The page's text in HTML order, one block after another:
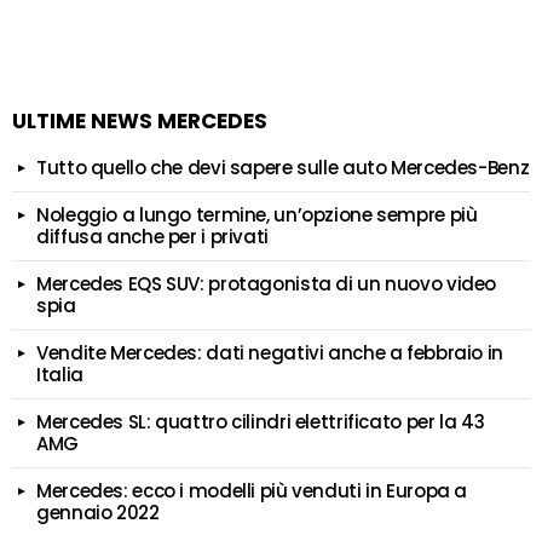
ULTIME NEWS MERCEDES
Tutto quello che devi sapere sulle auto Mercedes-Benz
Noleggio a lungo termine, un’opzione sempre più
diffusa anche per i privati
Mercedes EQS SUV: protagonista di un nuovo video
spia
Vendite Mercedes: dati negativi anche a febbraio in
Italia
Mercedes SL: quattro cilindri elettrificato per la 43
AMG
Mercedes: ecco i modelli più venduti in Europa a
gennaio 2022